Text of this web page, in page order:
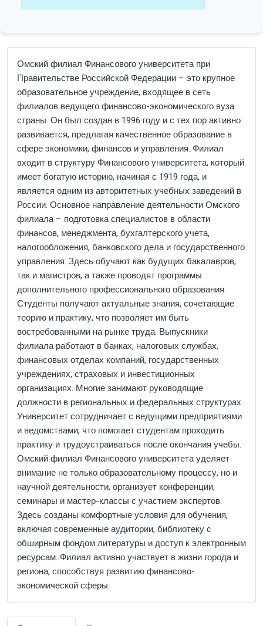
Омский филиал Финансового университета при
Правительстве Российской Федерации – это крупное
образовательное учреждение, входящее в сеть
филиалов ведущего финансово-экономического вуза
страны. Он был создан в 1996 году и с тех пор активно
развивается, предлагая качественное образование в
сфере экономики, финансов и управления. Филиал
входит в структуру Финансового университета, который
имеет богатую историю, начиная с 1919 года, и
является одним из авторитетных учебных заведений в
России. Основное направление деятельности Омского
филиала – подготовка специалистов в области
финансов, менеджмента, бухгалтерского учета,
налогообложения, банковского дела и государственного
управления. Здесь обучают как будущих бакалавров,
так и магистров, а также проводят программы
дополнительного профессионального образования.
Студенты получают актуальные знания, сочетающие
теорию и практику, что позволяет им быть
востребованными на рынке труда. Выпускники
филиала работают в банках, налоговых службах,
финансовых отделах компаний, государственных
учреждениях, страховых и инвестиционных
организациях. Многие занимают руководящие
должности в региональных и федеральных структурах.
Университет сотрудничает с ведущими предприятиями
и ведомствами, что помогает студентам проходить
практику и трудоустраиваться после окончания учебы.
Омский филиал Финансового университета уделяет
внимание не только образовательному процессу, но и
научной деятельности, организует конференции,
семинары и мастер-классы с участием экспертов.
Здесь созданы комфортные условия для обучения,
включая современные аудитории, библиотеку с
обширным фондом литературы и доступ к электронным
ресурсам. Филиал активно участвует в жизни города и
региона, способствуя развитию финансово-
экономической сферы.